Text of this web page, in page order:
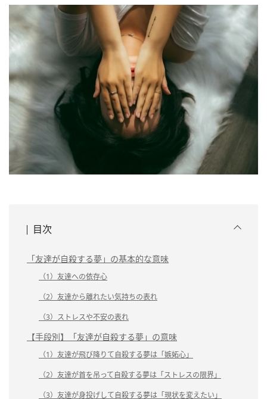
目次
「友達が自殺する夢」の基本的な意味
（1）友達への依存心
（2）友達から離れたい気持ちの表れ
（3）ストレスや不安の表れ
【手段別】「友達が自殺する夢」の意味
（1）友達が飛び降りて自殺する夢は「嫉妬心」
（2）友達が首を吊って自殺する夢は「ストレスの限界」
（3）友達が身投げして自殺する夢は「現状を変えたい」